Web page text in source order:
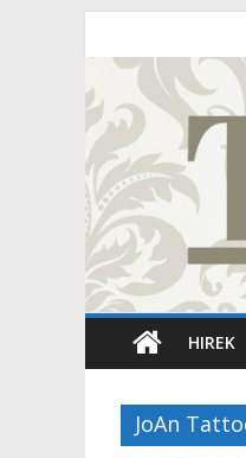
HIREK
JoAn